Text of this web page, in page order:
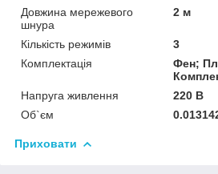
Довжина мережевого
шнура
2 м
Кількість режимів
3
Комплектація
Фен;
Напруга живлення
220 В
Об`єм
Приховати